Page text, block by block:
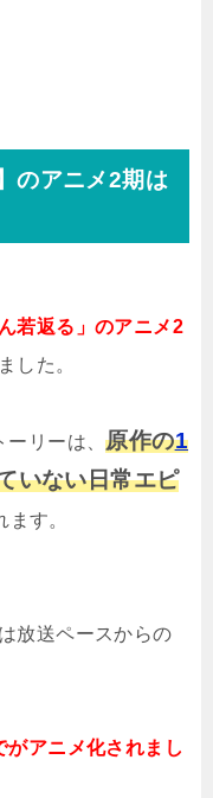
のアニメ2期は
若返る」のアニメ2
した。
ーリーは、原作の1
いない日常エピ
す。
放送ペースからの
がアニメ化されまし